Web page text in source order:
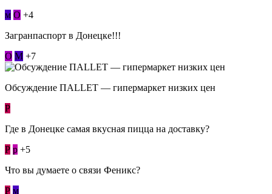
м О +4
Загранпаспорт в Донецке!!!
О М +7
Обсуждение ПАLLЕТ — гипермаркет низких цен
Р
Где в Донецке самая вкусная пицца на доставку?
Р p +5
Что вы думаете о связи Феникс?
Р м